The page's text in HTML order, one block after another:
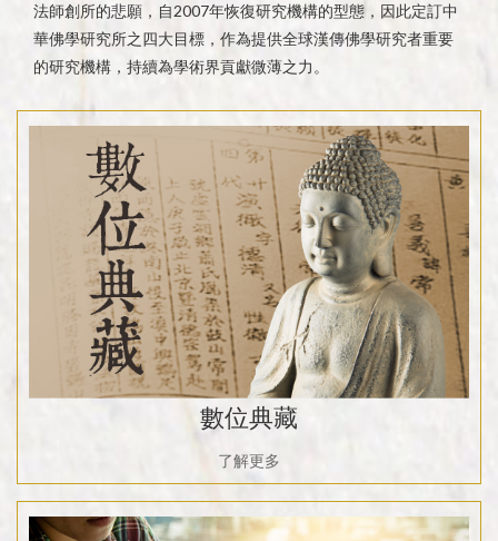
法師創所的悲願，自2007年恢復研究機構的型態，因此定訂中
華佛學研究所之四大目標，作為提供全球漢傳佛學研究者重要
的研究機構，持續為學術界貢獻微薄之力。
數位典藏
了解更多